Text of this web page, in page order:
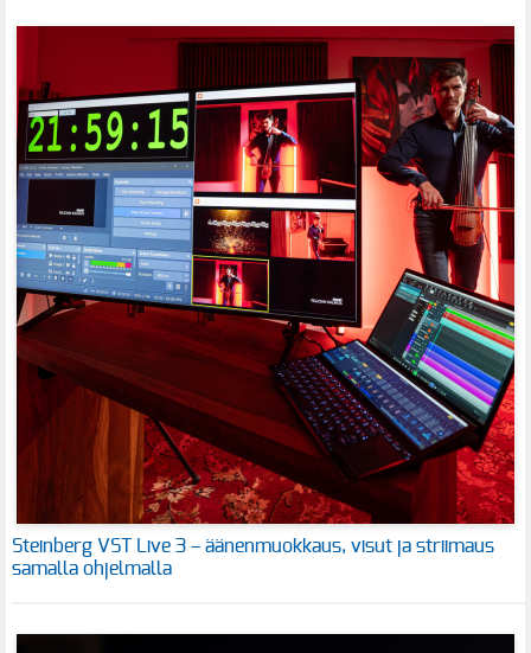
Steinberg VST Live 3 – äänenmuokkaus, visut ja striimaus
samalla ohjelmalla